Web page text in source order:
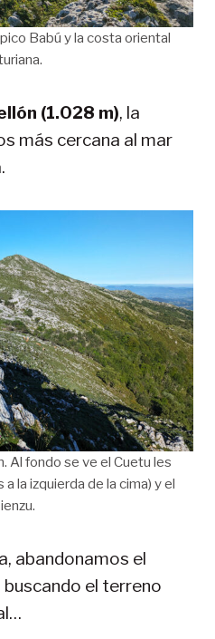
Babú y la costa oriental
(1.028 m), la
más cercana al mar
Al fondo se ve el Cuetu les
la izquierda de la cima) y el
abandonamos el
el terreno